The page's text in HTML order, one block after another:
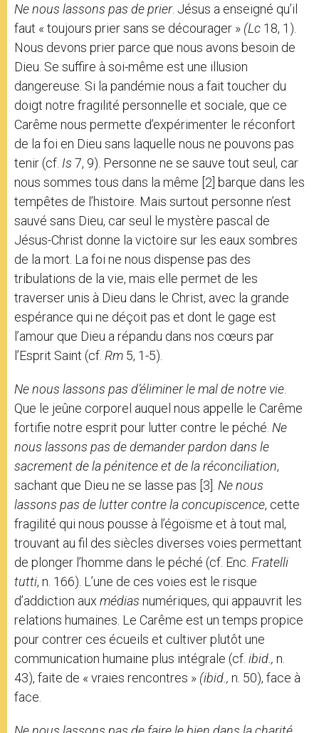
Ne nous lassons pas de prier. Jésus a enseigné qu’il
faut « toujours prier sans se décourager » (Lc 18, 1).
Nous devons prier parce que nous avons besoin de
Dieu. Se suffire à soi-même est une illusion
dangereuse. Si la pandémie nous a fait toucher du
doigt notre fragilité personnelle et sociale, que ce
Carême nous permette d’expérimenter le réconfort
de la foi en Dieu sans laquelle nous ne pouvons pas
tenir (cf. Is 7, 9). Personne ne se sauve tout seul, car
nous sommes tous dans la même [2] barque dans les
tempêtes de l’histoire. Mais surtout personne n’est
sauvé sans Dieu, car seul le mystère pascal de
Jésus-Christ donne la victoire sur les eaux sombres
de la mort. La foi ne nous dispense pas des
tribulations de la vie, mais elle permet de les
traverser unis à Dieu dans le Christ, avec la grande
espérance qui ne déçoit pas et dont le gage est
l’amour que Dieu a répandu dans nos cœurs par
l’Esprit Saint (cf. Rm 5, 1-5).
Ne nous lassons pas d’éliminer le mal de notre vie
Que le jeûne corporel auquel nous appelle le Carême
fortifie notre esprit pour lutter contre le péché. Ne
nous lassons pas de demander pardon dans le
sacrement de la pénitence et de la réconciliation,
sachant que Dieu ne se lasse pas [3]. Ne nous
lassons pas de lutter contre la concupiscence, cette
fragilité qui nous pousse à l’égoïsme et à tout mal,
trouvant au fil des siècles diverses voies permettant
de plonger l’homme dans le péché (cf. Enc. Fratelli
tutti, n. 166). L’une de ces voies est le risque
d’addiction aux médias numériques, qui appauvrit les
relations humaines. Le Carême est un temps propice
pour contrer ces écueils et cultiver plutôt une
communication humaine plus intégrale (cf. ibid., n.
43), faite de « vraies rencontres » (ibid., n. 50), face à
face.